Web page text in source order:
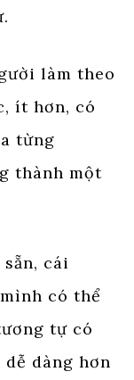
làm theo
ít hơn, có
từng
thành một
cái
có thể
tự có
dàng hơn